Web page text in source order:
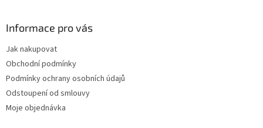
Informace pro vás
Jak nakupovat
Obchodní podmínky
Podmínky ochrany osobních údajů
Odstoupení od smlouvy
Moje objednávka